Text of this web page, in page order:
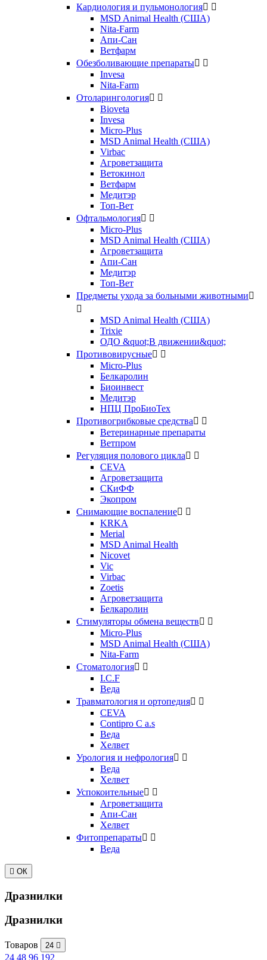
Кардиология и пульмонология 
MSD Animal Health (США)
Nita-Farm
Апи-Сан
Ветфарм
Обезболивающие препараты 
Invesa
Nita-Farm
Отоларингология 
Bioveta
Invesa
Micro-Plus
MSD Animal Health (США)
Virbac
Агроветзащита
Ветокинол
Ветфарм
Медитэр
Топ-Вет
Офтальмология 
Micro-Plus
MSD Animal Health (США)
Агроветзащита
Апи-Сан
Медитэр
Топ-Вет
Предметы ухода за больными животными

MSD Animal Health (США)
Trixie
ОДО &quot;В движении&quot;
Противовирусные 
Micro-Plus
Белкаролин
Биоинвест
Медитэр
НПЦ ПроБиоТех
Противогрибковые средства 
Ветеринарные препараты
Ветпром
Регуляция полового цикла 
CEVA
Агроветзащита
СКиФФ
Экопром
Снимающие воспаление 
KRKA
Merial
MSD Animal Health
Nicovet
Vic
Virbac
Zoetis
Агроветзащита
Белкаролин
Стимуляторы обмена веществ 
Micro-Plus
MSD Animal Health (США)
Nita-Farm
Стоматология 
I.C.F
Веда
Травматология и ортопедия 
CEVA
Contipro C a.s
Веда
Хелвет
Урология и нефрология 
Веда
Хелвет
Успокоительные 
Агроветзащита
Апи-Сан
Хелвет
Фитопрепараты 
Веда
 ОК
Дразнилки
Дразнилки
Товаров 24 
24 48 96 192